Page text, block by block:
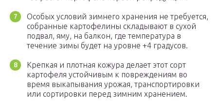
Особых условий зимнего хранения не требуется,
собранные картофелины складывают в сухой
подвал, яму, на балкон, где температура в
течение зимы будет на уровне +4 градусов.
Крепкая и плотная кожура делает этот сорт
картофеля устойчивым к повреждениям во
время выкапывания урожая, транспортировки
или сортировки перед зимним хранением.